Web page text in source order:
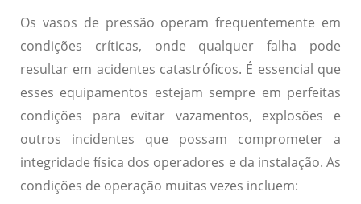
Os vasos de pressão operam frequentemente em
condições críticas, onde qualquer falha pode
resultar em acidentes catastróficos. É essencial que
esses equipamentos estejam sempre em perfeitas
condições para evitar vazamentos, explosões e
outros incidentes que possam comprometer a
integridade física dos operadores e da instalação. As
condições de operação muitas vezes incluem: